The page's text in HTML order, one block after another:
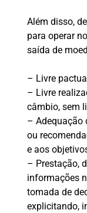
Além disso,
para operar
saída de
– Livre
– Livre
câmbio, sem
– Adequação
ou
e aos
– Prestação,
informações
tomada de
explicitando,